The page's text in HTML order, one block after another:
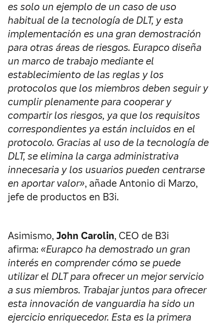
es solo un ejemplo de un caso de uso
habitual de la tecnología de DLT, y esta
implementación es una gran demostración
para otras áreas de riesgos. Eurapco diseña
un marco de trabajo mediante el
establecimiento de las reglas y los
protocolos que los miembros deben seguir y
cumplir plenamente para cooperar y
compartir los riesgos, ya que los requisitos
correspondientes ya están incluidos en el
protocolo. Gracias al uso de la tecnología de
DLT, se elimina la carga administrativa
innecesaria y los usuarios pueden centrarse
en aportar valor», añade Antonio di Marzo,
jefe de productos en B3i.
Asimismo,John Carolin, CEO de B3i
afirma: «Eurapco ha demostrado un gran
interés en comprender cómo se puede
utilizar el DLT para ofrecer un mejor servicio
a sus miembros. Trabajar juntos para ofrecer
esta innovación de vanguardia ha sido un
ejercicio enriquecedor. Esta es la primera